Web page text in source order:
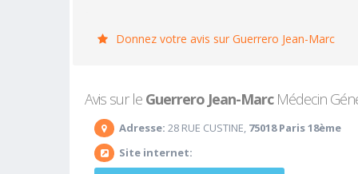
Donnez votre avis sur Guerrero Jean-Marc
Avis sur le Guerrero Jean-MarcMédecin
Adresse: 28 RUE CUSTINE, 75018 Paris 18ème
Site internet: